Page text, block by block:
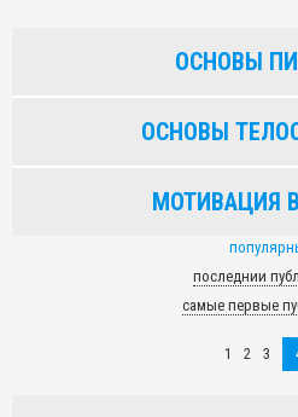
ОСНОВЫ
ОСНОВЫ
МОТИВАЦИЯ
последнии
самые первые
1 2 3